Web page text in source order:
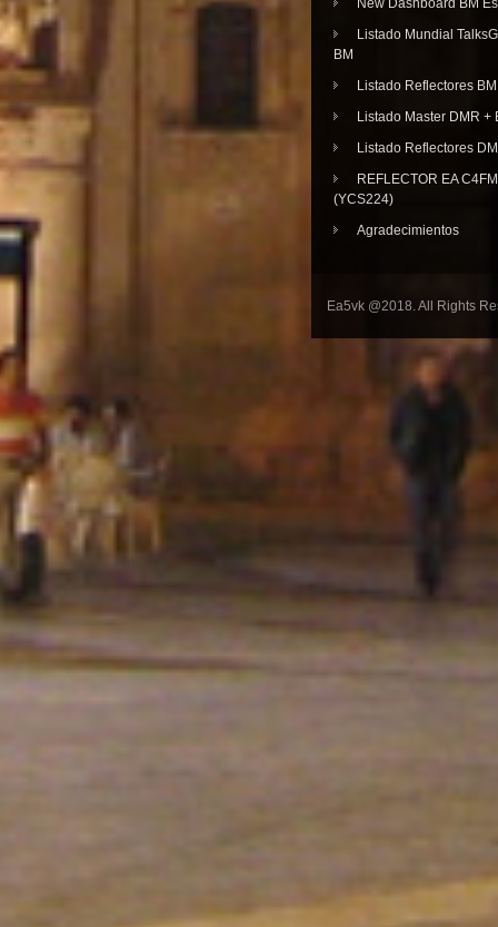
Listado Mundial
BM
Listado Reflectores BM
Listado Master DMR +
Listado Reflectores
REFLECTOR EA
(YCS224)
Agradecimientos
Ea5vk @2018. All Rights